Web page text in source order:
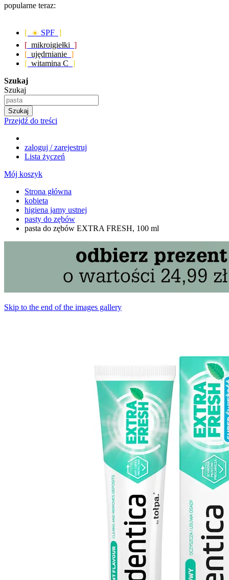
popularne teraz:
[ ☀️ SPF ]
[ mikroigiełki ]
[ ujędrnianie ]
[ witamina C ]
Szukaj
Szukaj
Szukaj
Przejdź do treści
zaloguj / zarejestruj
Lista życzeń
Mój koszyk
Strona główna
kobieta
higiena jamy ustnej
pasty do zębów
pasta do zębów EXTRA FRESH, 100 ml
Skip to the end of the images gallery